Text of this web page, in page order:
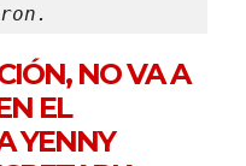
NO VA A
EL
YENNY